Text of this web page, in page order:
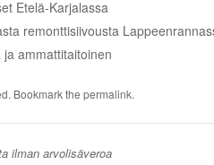
Etelä-Karjalassa
remonttisiivousta
ammattitaitoinen
. Bookmark the permalink.
ilman arvolisäveroa